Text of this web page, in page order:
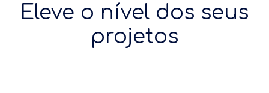
Eleve o nível dos seus
projetos